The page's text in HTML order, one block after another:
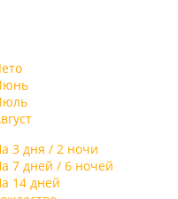
располагается 8.
номера и
Также возможно
В каждом
уютная лоджия,
мебели, система
и горячее
3 дня / 2 ночи
7 дней / 6 ночей
14 дней